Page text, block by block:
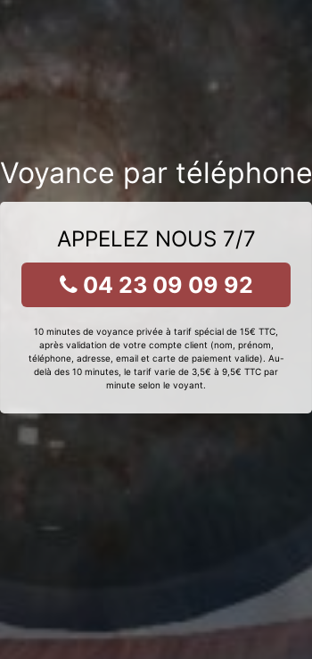
Voyance par téléphone
APPELEZ NOUS 7/7
04 23 09 09 92
10 minutes de voyance privée à tarif spécial de 15€ TTC,
après validation de votre compte client (nom, prénom,
téléphone, adresse, email et carte de paiement valide). Au-
delà des 10 minutes, le tarif varie de 3,5€ à 9,5€ TTC par
minute selon le voyant.